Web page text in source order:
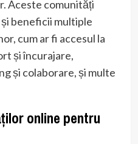
Aceste comunități
beneficii multiple
cum ar fi accesul la
și încurajare,
și colaborare, și multe
online pentru